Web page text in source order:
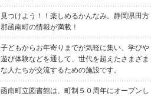
見つけよう！！楽しめるかんなみ。静岡県田方
郡函南町の情報が満載！
子どもからお年寄りまでが気軽に集い、学びや
遊び体験などを通して、世代を超えたさまざま
な人たちが交流するための施設です。
函南町立図書館は、町制５０周年にオープンし